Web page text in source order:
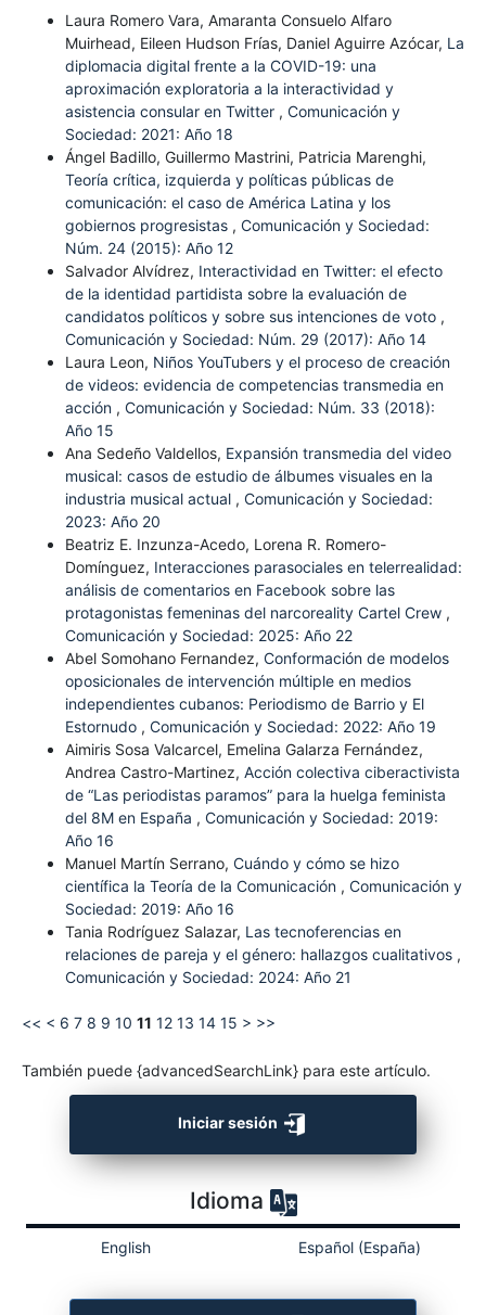
Laura Romero Vara, Amaranta Consuelo Alfaro
Muirhead, Eileen Hudson Frías, Daniel Aguirre Azócar, La
diplomacia digital frente a la COVID-19: una
aproximación exploratoria a la interactividad y
asistencia consular en Twitter , Comunicación y
Sociedad: 2021: Año 18
Ángel Badillo, Guillermo Mastrini, Patricia Marenghi,
Teoría crítica, izquierda y políticas públicas de
comunicación: el caso de América Latina y los
gobiernos progresistas , Comunicación y Sociedad:
Núm. 24 (2015): Año 12
Salvador Alvídrez, Interactividad en Twitter: el efecto
de la identidad partidista sobre la evaluación de
candidatos políticos y sobre sus intenciones de voto ,
Comunicación y Sociedad: Núm. 29 (2017): Año 14
Laura Leon, Niños YouTubers y el proceso de creación
de videos: evidencia de competencias transmedia en
acción , Comunicación y Sociedad: Núm. 33 (2018):
Año 15
Ana Sedeño Valdellos, Expansión transmedia del video
musical: casos de estudio de álbumes visuales en la
industria musical actual , Comunicación y Sociedad:
2023: Año 20
Beatriz E. Inzunza-Acedo, Lorena R. Romero-
Domínguez, Interacciones parasociales en telerrealidad:
análisis de comentarios en Facebook sobre las
protagonistas femeninas del narcoreality Cartel Crew ,
Comunicación y Sociedad: 2025: Año 22
Abel Somohano Fernandez, Conformación de modelos
oposicionales de intervención múltiple en medios
independientes cubanos: Periodismo de Barrio y El
Estornudo , Comunicación y Sociedad: 2022: Año 19
Aimiris Sosa Valcarcel, Emelina Galarza Fernández,
Andrea Castro-Martinez, Acción colectiva ciberactivista
de “Las periodistas paramos” para la huelga feminista
del 8M en España , Comunicación y Sociedad: 2019:
Año 16
Manuel Martín Serrano, Cuándo y cómo se hizo
científica la Teoría de la Comunicación , Comunicación y
Sociedad: 2019: Año 16
Tania Rodríguez Salazar, Las tecnoferencias en
relaciones de pareja y el género: hallazgos cualitativos ,
Comunicación y Sociedad: 2024: Año 21
<< < 6 7 8 9 10 11 12 13 14 15 > >>
También puede {advancedSearchLink} para este artículo.
Iniciar sesión
Idioma
English Español (España)